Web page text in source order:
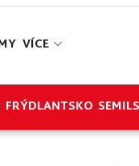
VÍCE
FRÝDLANTSKO